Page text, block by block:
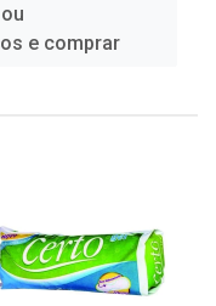
e comprar